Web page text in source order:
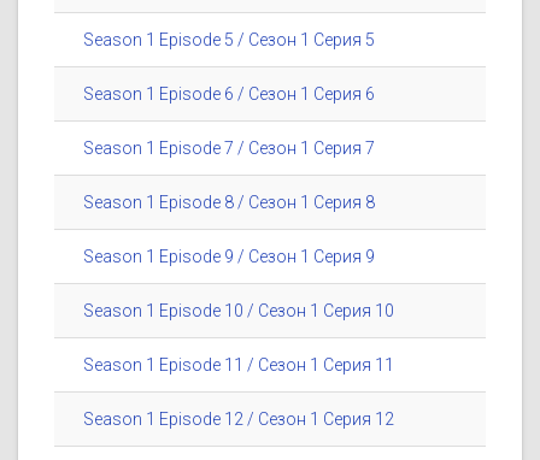
Season 1 Episode 5 / Сезон 1 Серия 5
Season 1 Episode 6 / Сезон 1 Серия 6
Season 1 Episode 7 / Сезон 1 Серия 7
Season 1 Episode 8 / Сезон 1 Серия 8
Season 1 Episode 9 / Сезон 1 Серия 9
Season 1 Episode 10 / Сезон 1 Серия 10
Season 1 Episode 11 / Сезон 1 Серия 11
Season 1 Episode 12 / Сезон 1 Серия 12